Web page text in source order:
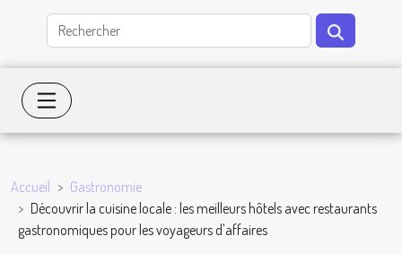
Accueil
Gastronomie
Découvrir la cuisine locale : les meilleurs hôtels avec restaurants
gastronomiques pour les voyageurs d'affaires